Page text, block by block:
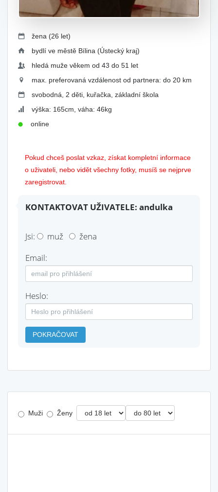
žena (26 let)
bydlí ve městě Bílina (Ústecký kraj)
hledá muže věkem od 43 do 51 let
max. preferovaná vzdálenost od partnera: do 20 km
svobodná, 2 děti, kuřačka, základní škola
výška: 165cm, váha: 46kg
online
Pokud chceš poslat vzkaz, získat kompletní informace
o uživateli, nebo vidět všechny fotky, musíš se nejprve
zaregistrovat.
KONTAKTOVAT UŽIVATELE: andulka
Jsi: muž
žena
Email:
Heslo:
POKRAČOVAT
Muži Ženy